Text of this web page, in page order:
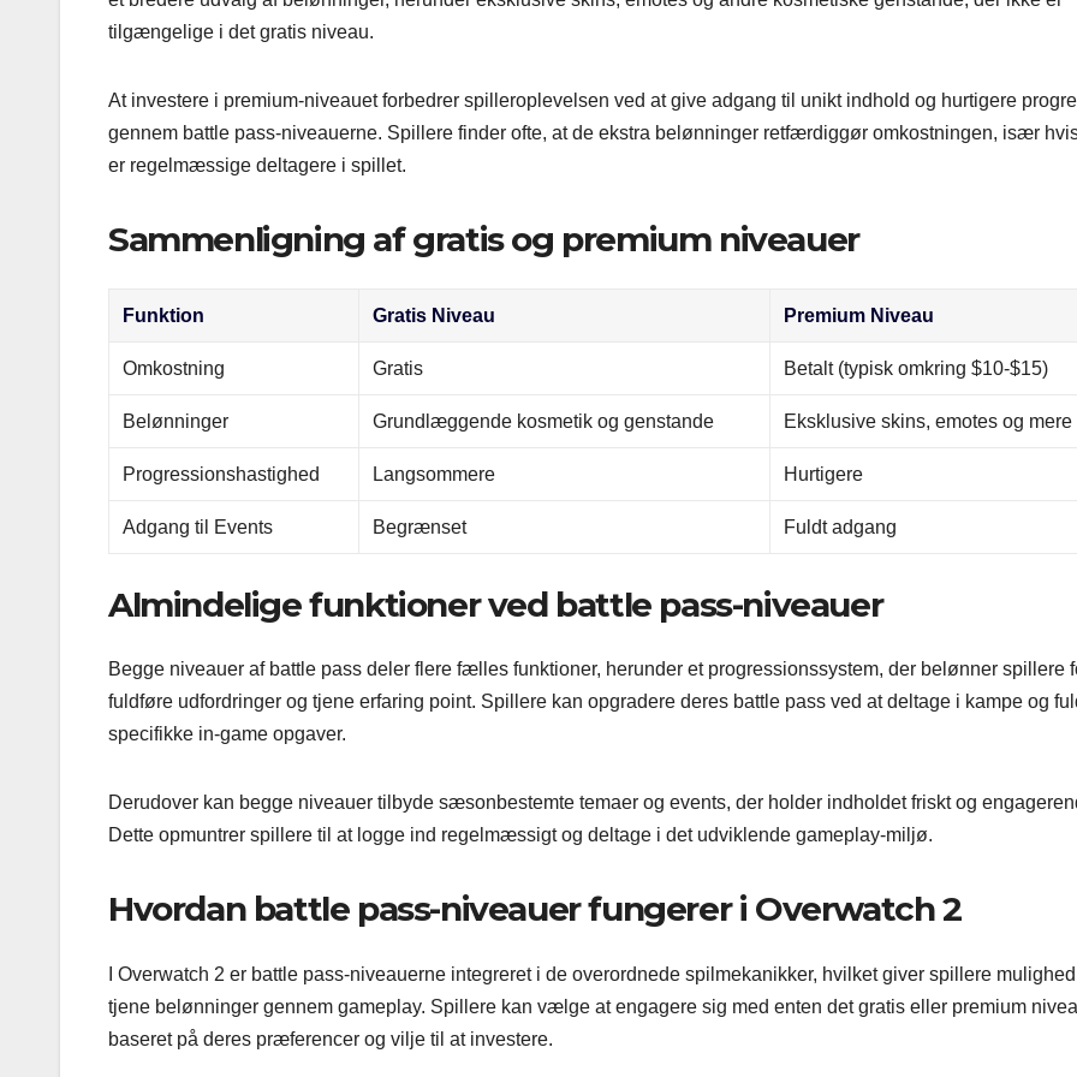
tilgængelige i det gratis niveau.
At investere i premium-niveauet forbedrer spilleroplevelsen ved at give adgang til unikt indhold og hurtigere
gennem battle pass-niveauerne. Spillere finder ofte, at de ekstra belønninger retfærdiggør omkostningen, især
er regelmæssige deltagere i spillet.
Sammenligning af gratis og premium niveauer
Funktion Gratis Niveau Premium Niveau
Omkostning Gratis Betalt (typisk omkring $10-$15)
Belønninger Grundlæggende kosmetik og genstande Eksklusive skins, emotes og mere
Progressionshastighed Langsommere Hurtigere
Adgang til Events Begrænset Fuldt adgang
Almindelige funktioner ved battle pass-niveauer
Begge niveauer af battle pass deler flere fælles funktioner, herunder et progressionssystem, der belønner spillere
fuldføre udfordringer og tjene erfaring point. Spillere kan opgradere deres battle pass ved at deltage i kampe og
specifikke in-game opgaver.
Derudover kan begge niveauer tilbyde sæsonbestemte temaer og events, der holder indholdet friskt og
Dette opmuntrer spillere til at logge ind regelmæssigt og deltage i det udviklende gameplay-miljø.
Hvordan battle pass-niveauer fungerer i Overwatch 2
I Overwatch 2 er battle pass-niveauerne integreret i de overordnede spilmekanikker, hvilket giver spillere
tjene belønninger gennem gameplay. Spillere kan vælge at engagere sig med enten det gratis eller premium
baseret på deres præferencer og vilje til at investere.